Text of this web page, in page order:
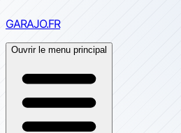
GARAJO.FR
Ouvrir le menu principal